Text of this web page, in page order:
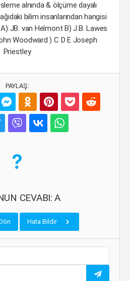
alnında & ölçüme dayalı
bilim insanlarından hangisi
A) JB. van Heîmont B) J.B. Lawes
Woodward ) C D E Joseph
Priestley
PAYLAŞ:
CEVABI: A
Hata Bildir